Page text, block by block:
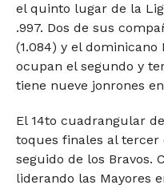
el quinto lugar de la
.997. Dos de sus
(1.084) y el dominicano
ocupan el segundo y
tiene nueve jonrones
El 14to cuadrangular
toques finales al tercer
seguido de los Bravos.
liderando las Mayores